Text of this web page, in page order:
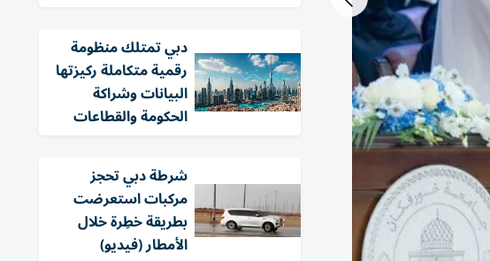
دبي تمتلك منظومة
رقمية متكاملة ركيزتها
البيانات وشراكة
الحكومة والقطاعات
شرطة دبي تحجز
مركبات استعرضت
بطريقة خطِرة خلال
الأمطار (فيديو)